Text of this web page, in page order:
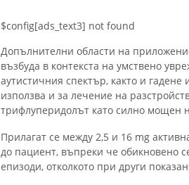
$config[ads_text3] not found
Допълнителни области на
възбуда в контекста на умствено
аутистичния спектър, както и
използва и за лечение на
трифлуперидолът като силно мощен
Прилагат се между 2,5 и 16 mg
до пациент, въпреки че обикновено
епизоди, отколкото при други